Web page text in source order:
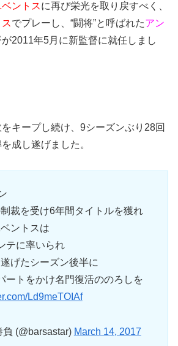
ントスに再び栄光を取り戻すべく、
でプレーし、“闘将”と呼ばれたアン
が2011年5月に新監督に就任しまし
キープし続け、9シーズンぶり28回
成し遂げました。
裁を受け6年間タイトルを獲れ
ントスは
テに率いられ
げたシーズン後半に
ートをかけ名門復活ののろしを
Ld9meTOIAf
(@barsastar) March 14, 2017